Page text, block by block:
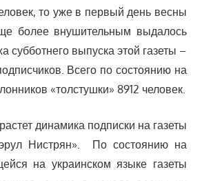
то уже в первый день весны
более внушительным выдалось
субботнего выпуска этой газеты –
Всего по состоянию на
«толстушки» 8912 человек.
динамика подписки на газеты
Нистрян». По состоянию на
на украинском языке газеты